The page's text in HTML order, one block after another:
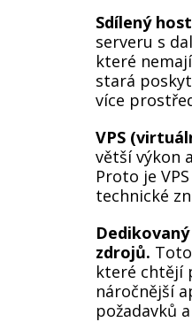
Sdílený
serveru s
které
stará
více
VPS
větší výkon
Proto je
technické
zdrojů.
které chtějí
náročnější
požadavků